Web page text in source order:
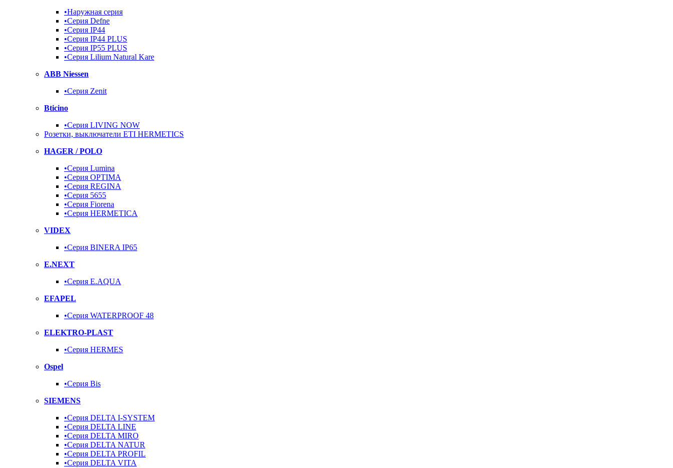
•Наружная серия
•Серия Defne
•Серия IP44
•Серия IP44 PLUS
•Серия IP55 PLUS
•Серия Lilium Natural Kare
ABB Niessen
•Серия Zenit
Bticino
•Серия LIVING NOW
Розетки, выключатели ETI HERMETICS
HAGER / POLO
•Серия Lumina
•Серия OPTIMA
•Серия REGINA
•Серия 5655
•Серия Fiorena
•Серия HERMETICA
VIDEX
•Серия BINERA IP65
E.NEXT
•Серия E.AQUA
EFAPEL
•Серия WATERPROOF 48
ELEKTRO-PLAST
•Серия HERMES
Ospel
•Серия Bis
SIEMENS
•Серия DELTA I-SYSTEM
•Серия DELTA LINE
•Серия DELTA MIRO
•Серия DELTA NATUR
•Серия DELTA PROFIL
•Серия DELTA VITA